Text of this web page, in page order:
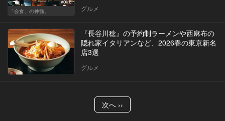
Vol.6
「会食」の神髄。
グルメ
『長谷川稔』の予約制ラーメンや西麻布の
隠れ家イタリアンなど、2026春の東京新名
店3選
グルメ
次へ ››